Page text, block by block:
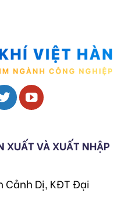
XUẤT VÀ XUẤT NHẬP
Cảnh Dị, KĐT Đại